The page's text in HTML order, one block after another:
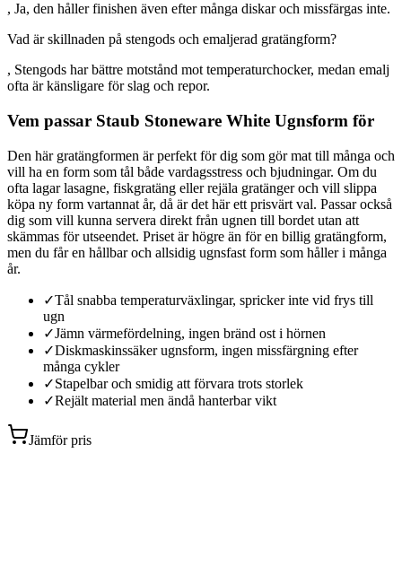
, Ja, den håller finishen även efter många diskar och missfärgas inte.
Vad är skillnaden på stengods och emaljerad gratängform?
, Stengods har bättre motstånd mot temperaturchocker, medan emalj
ofta är känsligare för slag och repor.
Vem passar Staub Stoneware White Ugnsform för
Den här gratängformen är perfekt för dig som gör mat till många och
vill ha en form som tål både vardagsstress och bjudningar. Om du
ofta lagar lasagne, fiskgratäng eller rejäla gratänger och vill slippa
köpa ny form vartannat år, då är det här ett prisvärt val. Passar också
dig som vill kunna servera direkt från ugnen till bordet utan att
skämmas för utseendet. Priset är högre än för en billig gratängform,
men du får en hållbar och allsidig ugnsfast form som håller i många
år.
✓Tål snabba temperaturväxlingar, spricker inte vid frys till
ugn
✓Jämn värmefördelning, ingen bränd ost i hörnen
✓Diskmaskinssäker ugnsform, ingen missfärgning efter
många cykler
✓Stapelbar och smidig att förvara trots storlek
✓Rejält material men ändå hanterbar vikt
Jämför pris